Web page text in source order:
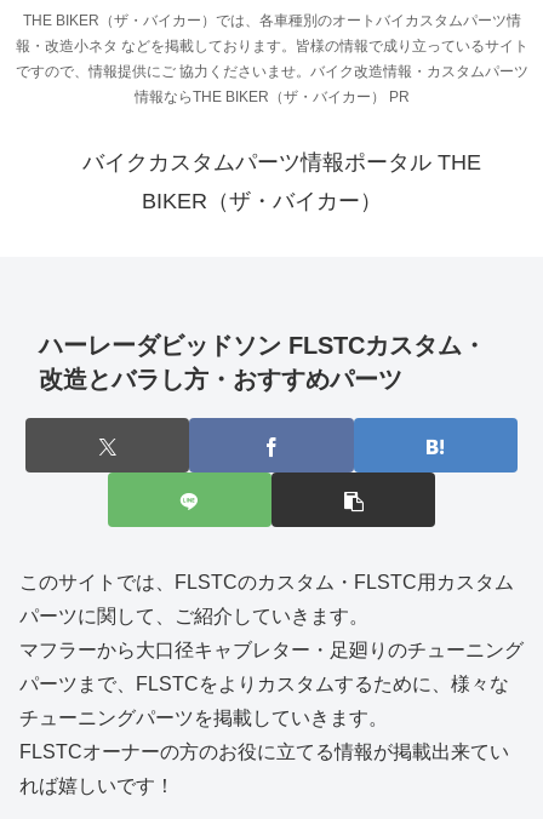
THE BIKER（ザ・バイカー）では、各車種別のオートバイカスタムパーツ情
報・改造小ネタ などを掲載しております。皆様の情報で成り立っているサイト
ですので、情報提供にご 協力くださいませ。バイク改造情報・カスタムパーツ
情報ならTHE BIKER（ザ・バイカー） PR
バイクカスタムパーツ情報ポータル THE
BIKER（ザ・バイカー）
ハーレーダビッドソン FLSTCカスタム・
改造とバラし方・おすすめパーツ
このサイトでは、FLSTCのカスタム・FLSTC用カスタム
パーツに関して、ご紹介していきます。
マフラーから大口径キャブレター・足廻りのチューニング
パーツまで、FLSTCをよりカスタムするために、様々な
チューニングパーツを掲載していきます。
FLSTCオーナーの方のお役に立てる情報が掲載出来てい
れば嬉しいです！